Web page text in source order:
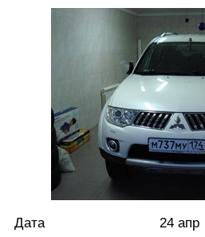
Дата 24 апр